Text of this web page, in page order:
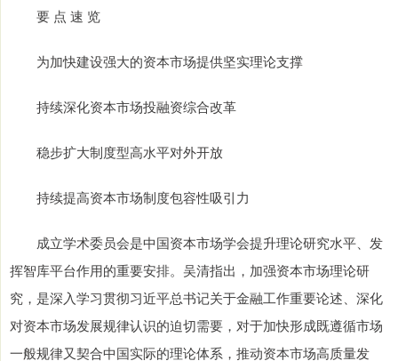
要 点 速 览
为加快建设强大的资本市场提供坚实理论支撑
持续深化资本市场投融资综合改革
稳步扩大制度型高水平对外开放
持续提高资本市场制度包容性吸引力
成立学术委员会是中国资本市场学会提升理论研究水平、发
挥智库平台作用的重要安排。吴清指出，加强资本市场理论研
究，是深入学习贯彻习近平总书记关于金融工作重要论述、深化
对资本市场发展规律认识的迫切需要，对于加快形成既遵循市场
一般规律又契合中国实际的理论体系，推动资本市场高质量发